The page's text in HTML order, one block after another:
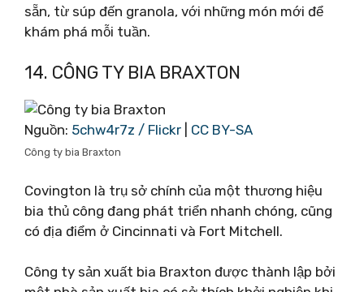
sẵn, từ súp đến granola, với những món mới để
khám phá mỗi tuần.
14. CÔNG TY BIA BRAXTON
Nguồn: 5chw4r7z / Flickr CC BY-SA
Công ty bia Braxton
Covington là trụ sở chính của một thương hiệu
bia thủ công đang phát triển nhanh chóng, cũng
có địa điểm ở Cincinnati và Fort Mitchell.
Công ty sản xuất bia Braxton được thành lập bởi